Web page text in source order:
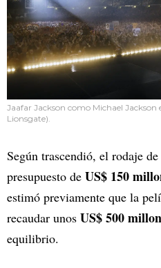
Jaafar Jackson como Michael Jackson
Lionsgate).
Según trascendió, el rodaje
presupuesto de US$ 150
estimó previamente que la
recaudar unos US$ 500
equilibrio.